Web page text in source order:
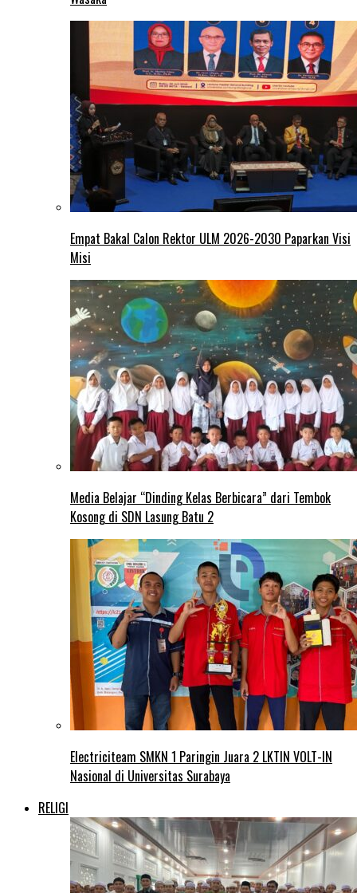
Empat Bakal Calon Rektor ULM 2026-2030 Paparkan Visi
Misi
Media Belajar “Dinding Kelas Berbicara” dari Tembok
Kosong di SDN Lasung Batu 2
Electriciteam SMKN 1 Paringin Juara 2 LKTIN VOLT-IN
Nasional di Universitas Surabaya
RELIGI